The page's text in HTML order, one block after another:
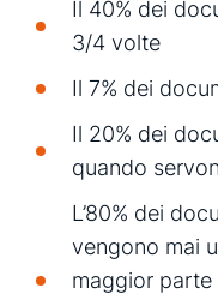
Il 40% dei
3/4 volte
Il 7% dei
Il 20% dei
quando
L’80% dei
vengono mai
maggior parte